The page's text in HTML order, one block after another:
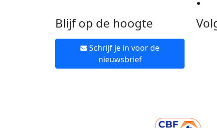
Blijf op de hoogte
Schrijf je in voor de
nieuwsbrief